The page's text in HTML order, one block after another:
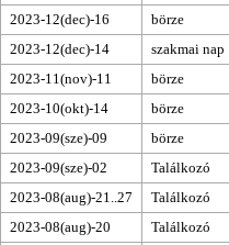
2023-12(dec)-16
börze
2023-12(dec)-14
szakmai nap
2023-11(nov)-11
börze
2023-10(okt)-14
börze
2023-09(sze)-09
börze
2023-09(sze)-02
Találkozó
2023-08(aug)-21..27
Találkozó
2023-08(aug)-20
Találkozó